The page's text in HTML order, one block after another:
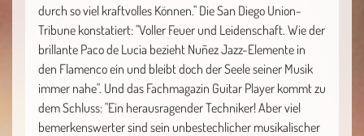
durch so viel kraftvolles Können." Die San Diego Union-
Tribune konstatiert: "Voller Feuer und Leidenschaft. Wie der
brillante Paco de Lucia bezieht Nuñez Jazz-Elemente in
den Flamenco ein und bleibt doch der Seele seiner Musik
immer nahe". Und das Fachmagazin Guitar Player kommt zu
dem Schluss: "Ein herausragender Techniker! Aber viel
bemerkenswerter sind sein unbestechlicher musikalischer